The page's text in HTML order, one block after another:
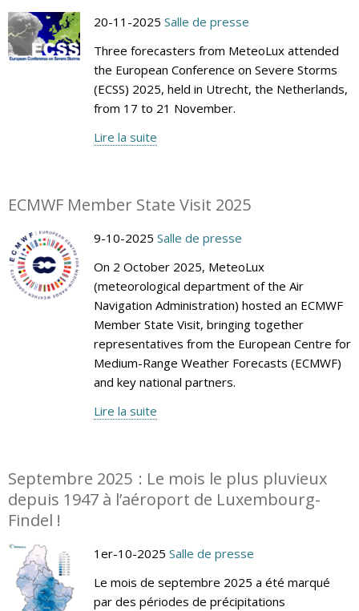
20-11-2025 Salle de presse
Three forecasters from MeteoLux attended
the European Conference on Severe Storms
(ECSS) 2025, held in Utrecht, the Netherlands,
from 17 to 21 November.
Lire la suite
ECMWF Member State Visit 2025
9-10-2025 Salle de presse
On 2 October 2025, MeteoLux
(meteorological department of the Air
Navigation Administration) hosted an ECMWF
Member State Visit, bringing together
representatives from the European Centre for
Medium-Range Weather Forecasts (ECMWF)
and key national partners.
Lire la suite
Septembre 2025 : Le mois le plus pluvieux
depuis 1947 à l’aéroport de Luxembourg-
Findel !
1er-10-2025 Salle de presse
Le mois de septembre 2025 a été marqué
par des périodes de précipitations